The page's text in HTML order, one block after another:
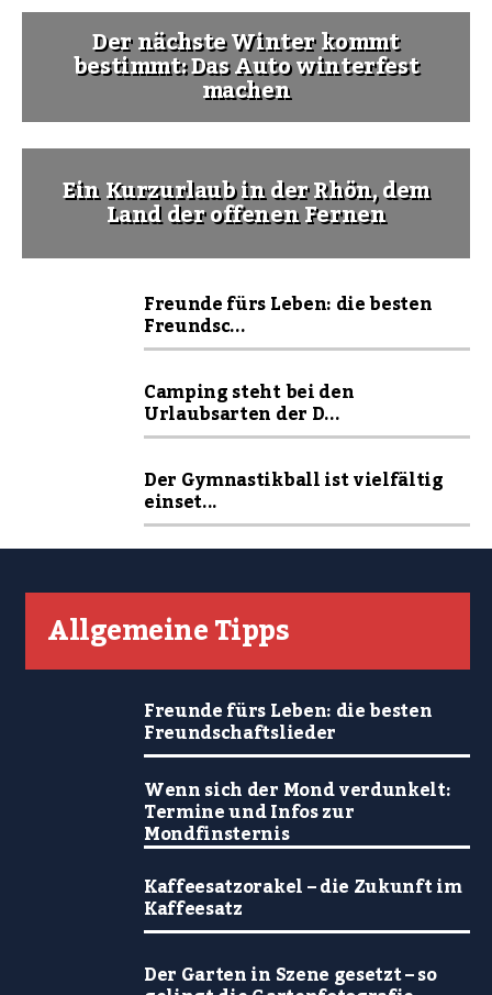
Der nächste Winter kommt
bestimmt: Das Auto winterfest
machen
Ein Kurzurlaub in der Rhön, dem
Land der offenen Fernen
Freunde fürs Leben: die besten
Freundsc...
Camping steht bei den
Urlaubsarten der D...
Der Gymnastikball ist vielfältig
einset...
Allgemeine Tipps
Freunde fürs Leben: die besten
Freundschaftslieder
Wenn sich der Mond verdunkelt:
Termine und Infos zur
Mondfinsternis
Kaffeesatzorakel – die Zukunft im
Kaffeesatz
Der Garten in Szene gesetzt – so